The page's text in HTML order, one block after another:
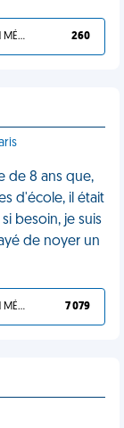
TU L'AS BIEN MÉRITÉ 260
de 8 ans que,
d'école, il était
besoin, je suis
de noyer un
TU L'AS BIEN MÉRITÉ 7 079